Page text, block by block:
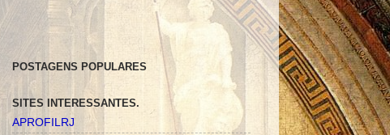
POSTAGENS POPULARES
SITES INTERESSANTES.
APROFILRJ